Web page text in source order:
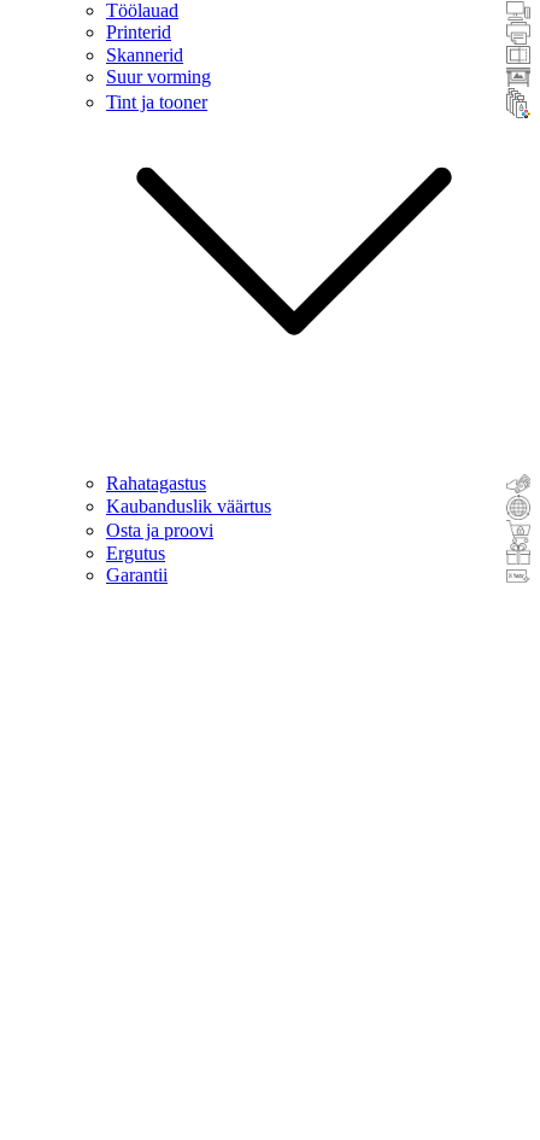
Töölauad
Printerid
Skannerid
Suur vorming
Tint ja tooner
Rahatagastus
Kaubanduslik väärtus
Osta ja proovi
Ergutus
Garantii